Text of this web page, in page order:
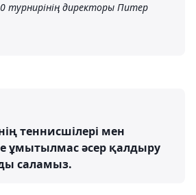
турнирінің директоры Питер
теннисшілері мен
ұмытылмас әсер қалдыру
саламыз.